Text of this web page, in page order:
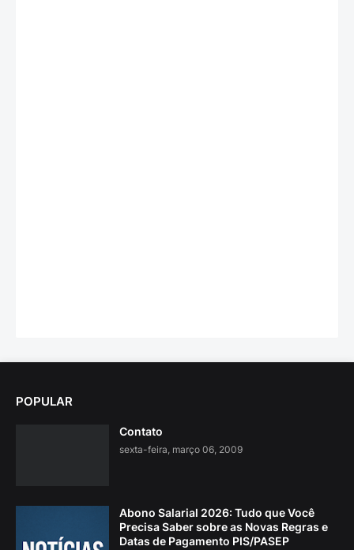
POPULAR
Contato
sexta-feira, março 06, 2009
Abono Salarial 2026: Tudo que Você
Precisa Saber sobre as Novas Regras e
Datas de Pagamento PIS/PASEP